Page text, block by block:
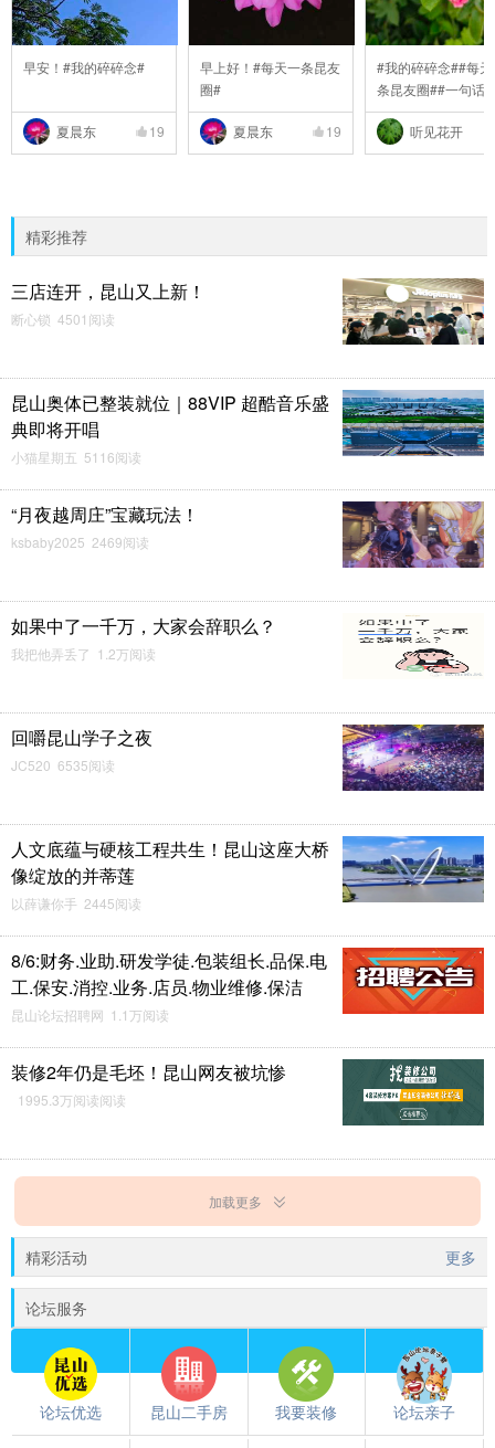
早安！#我的碎碎念#
夏晨东 19
早上好！#每天一条昆友
圈#
夏晨东 19
#我的碎碎念##每
条昆友圈##一句话
..
听见花开
精彩推荐
三店连开，昆山又上新！
断心锁 4501阅读
昆山奥体已整装就位｜88VIP 超酷音乐盛
典即将开唱
小猫星期五 5116阅读
“月夜越周庄”宝藏玩法！
ksbaby2025 2469阅读
如果中了一千万，大家会辞职么？
我把他弄丢了 1.2万阅读
回嚼昆山学子之夜
JC520 6535阅读
人文底蕴与硬核工程共生！昆山这座大桥
像绽放的并蒂莲
以薛谦你手 2445阅读
8/6:财务.业助.研发学徒.包装组长.品保.电
工.保安.消控.业务.店员.物业维修.保洁
昆山论坛招聘网 1.1万阅读
装修2年仍是毛坯！昆山网友被坑惨
1995.3万阅读阅读
加载更多
精彩活动 更多
论坛服务
论坛优选 昆山二手房 我要装修 论坛亲子